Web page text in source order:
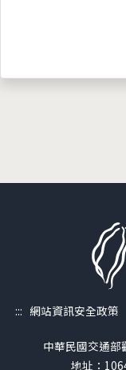
::: 網站資訊安全政策
中華民國交通
地址：